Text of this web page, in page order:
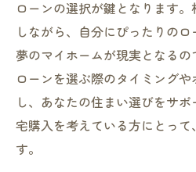
ローンの選択が鍵となります
しながら、自分にぴったりのロ
夢のマイホームが現実となる
ローンを選ぶ際のタイミング
し、あなたの住まい選びをサ
宅購入を考えている方にとっ
す。